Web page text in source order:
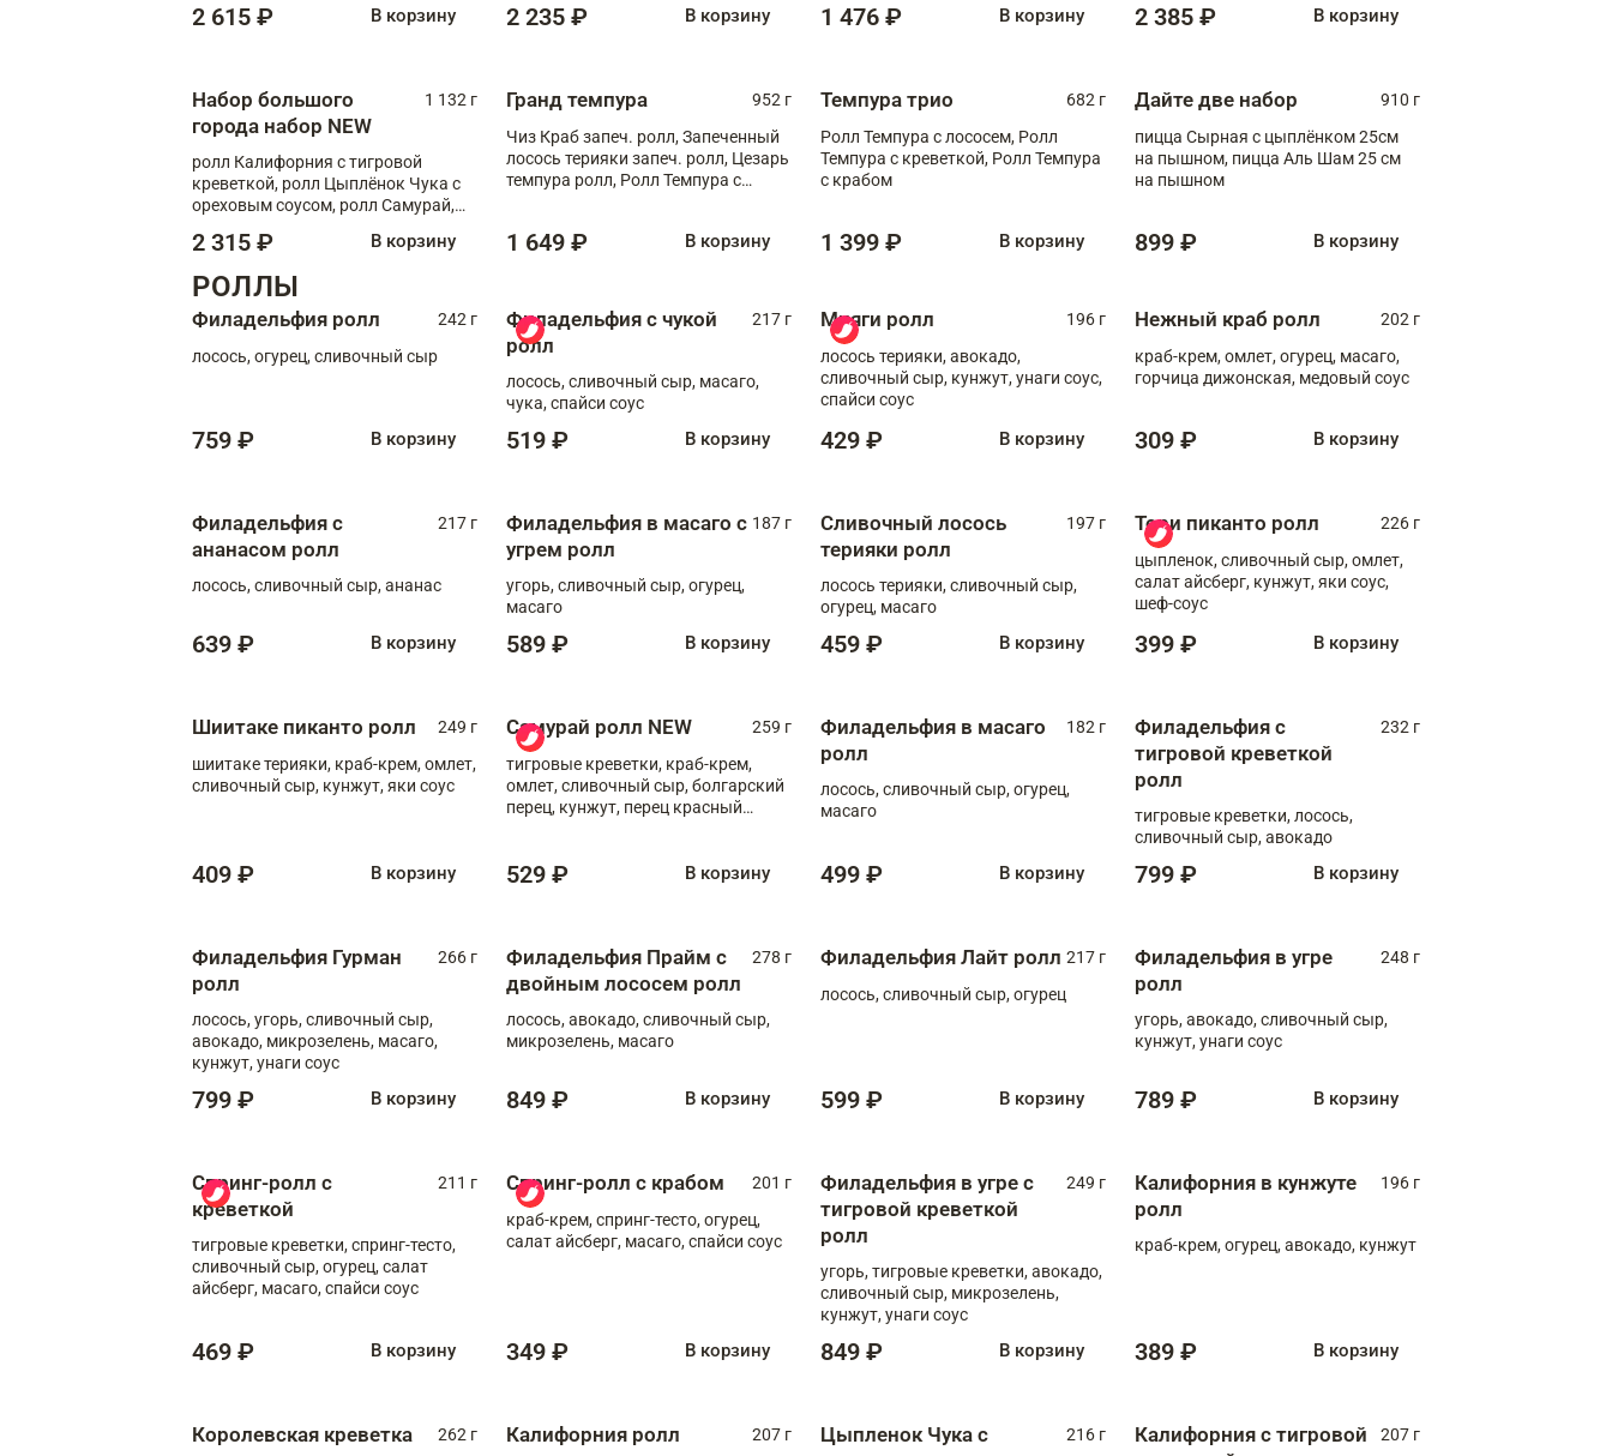
2 615 ₽ В корзину 2 235 ₽ В корзину 1 476 ₽ В корзину 2 385 ₽ В корзину
Набор большого
города набор NEW
1 132 г
ролл Калифорния с тигровой
креветкой, ролл Цыплёнок Чука с
ореховым соусом, ролл Самурай,
ролл с крабом
2 315 ₽ В корзину
Гранд темпура
952 г
Чиз Краб запеч. ролл, Запеченный
лосось терияки запеч. ролл, Цезарь
темпура ролл, Ролл Темпура с
1 649 ₽ В корзину
Темпура трио
682 г
Ролл Темпура с лососем, Ролл
Темпура с креветкой, Ролл Темпура
с крабом
1 399 ₽ В корзину
Дайте две набор
910 г
пицца Сырная с цыплёнком 25см
на пышном, пицца Аль Шам 25 см
на пышном
899 ₽ В корзину
РОЛЛЫ
Филадельфия ролл
242 г
лосось, огурец, сливочный сыр
759 ₽ В корзину
Филадельфия с чукой
ролл
217 г
лосось, сливочный сыр, масаго,
чука, спайси соус
519 ₽ В корзину
Мияги ролл
196 г
лосось терияки, авокадо,
сливочный сыр, кунжут, унаги соус,
спайси соус
429 ₽ В корзину
Нежный краб ролл
202 г
краб-крем, омлет, огурец, масаго,
горчица дижонская, медовый соус
309 ₽ В корзину
Филадельфия с
ананасом ролл
217 г
лосось, сливочный сыр, ананас
639 ₽ В корзину
Филадельфия в масаго с
угрем ролл
187 г
угорь, сливочный сыр, огурец,
масаго
589 ₽ В корзину
Сливочный лосось
терияки ролл
197 г
лосось терияки, сливочный сыр,
огурец, масаго
459 ₽ В корзину
Тори пиканто ролл
226 г
цыпленок, сливочный сыр, омлет,
салат айсберг, кунжут, яки соус,
шеф-соус
399 ₽ В корзину
Шиитаке пиканто ролл
249 г
шиитаке терияки, краб-крем, омлет,
сливочный сыр, кунжут, яки соус
409 ₽ В корзину
Самурай ролл NEW
259 г
тигровые креветки, краб-крем,
омлет, сливочный сыр, болгарский
перец, кунжут, перец красный
529 ₽ В корзину
Филадельфия в масаго
ролл
182 г
лосось, сливочный сыр, огурец,
масаго
499 ₽ В корзину
Филадельфия с
тигровой креветкой
ролл
232 г
тигровые креветки, лосось,
сливочный сыр, авокадо
799 ₽ В корзину
Филадельфия Гурман
ролл
266 г
лосось, угорь, сливочный сыр,
авокадо, микрозелень, масаго,
кунжут, унаги соус
799 ₽ В корзину
Филадельфия Прайм с
двойным лососем ролл
278 г
лосось, авокадо, сливочный сыр,
микрозелень, масаго
849 ₽ В корзину
Филадельфия Лайт ролл 217 г
лосось, сливочный сыр, огурец
599 ₽ В корзину
Филадельфия в угре
ролл
248 г
угорь, авокадо, сливочный сыр,
кунжут, унаги соус
789 ₽ В корзину
Спринг-ролл с
креветкой
211 г
тигровые креветки, спринг-тесто,
сливочный сыр, огурец, салат
айсберг, масаго, спайси соус
469 ₽ В корзину
Спринг-ролл с крабом
201 г
краб-крем, спринг-тесто, огурец,
салат айсберг, масаго, спайси соус
349 ₽ В корзину
Филадельфия в угре с
тигровой креветкой
ролл
249 г
угорь, тигровые креветки, авокадо,
сливочный сыр, микрозелень,
кунжут, унаги соус
849 ₽ В корзину
Калифорния в кунжуте
ролл
196 г
краб-крем, огурец, авокадо, кунжут
389 ₽ В корзину
Королевская креветка
262 г Калифорния ролл 207 г
Цыпленок Чука с
216 г
Калифорния с тигровой
207 г